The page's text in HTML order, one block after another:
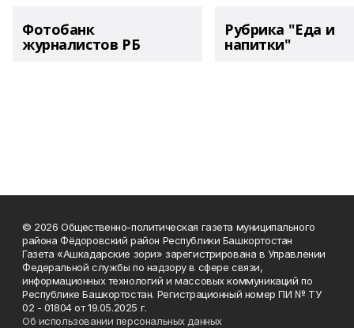
Фотобанк
журналистов РБ
Рубрика "Еда и
напитки"
© 2026 Общественно-политическая газета муниципального
района Фёдоровский район Республики Башкортостан
Газета «Ашкадарские зори» зарегистрирована в Управлении
Федеральной службы по надзору в сфере связи,
информационных технологий и массовых коммуникаций по
Республике Башкортостан. Регистрационный номер ПИ № ТУ
02 - 01804 от 19.05.2025 г.
Об использовании персональных данных